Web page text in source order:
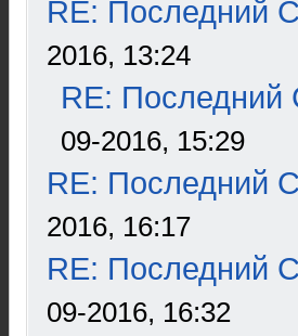
RE: Последний
2016, 13:24
RE: Последний
09-2016, 15:29
RE: Последний
2016, 16:17
RE: Последний
09-2016, 16:32